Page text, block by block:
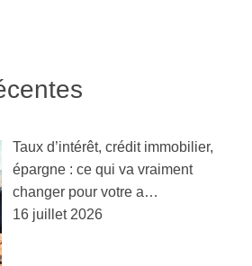
Taux d’intérêt, crédit immobilier,
épargne : ce qui va vraiment
changer pour votre a…
16 juillet 2026